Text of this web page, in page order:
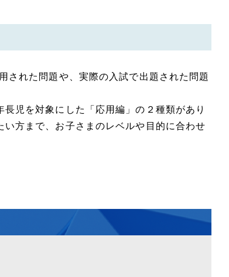
された問題や、実際の入試で出題された問題
児を対象にした「応用編」の２種類があり
方まで、お子さまのレベルや目的に合わせ